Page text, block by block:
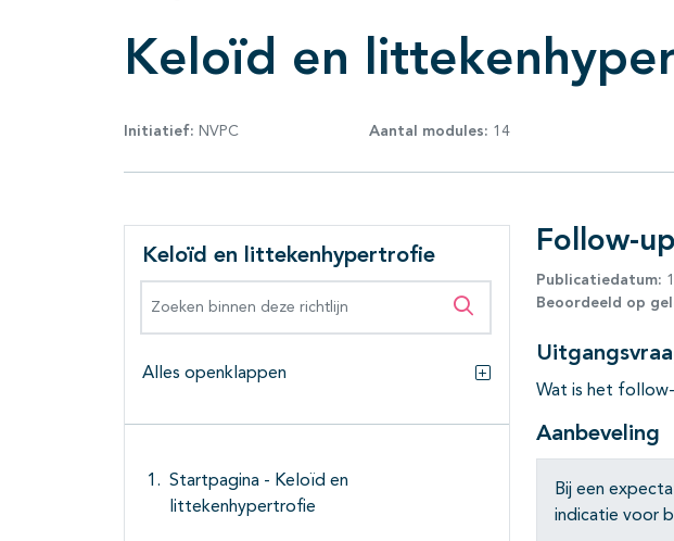
Keloïd en
Initiatief: NVPC Aantal modules: 14
Keloïd en littekenhypertrofie
Zoeken binnen deze
Alles openklappen
Alles openklappen
Startpagina - Keloïd en
littekenhypertrofie
Follow-
Publicatiedatum:
Beoordeeld op
Wat is het
Aanbeveling
Bij een
indicatie voor